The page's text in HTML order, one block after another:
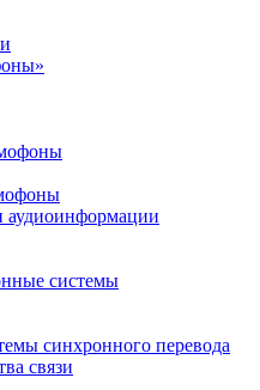
аудиоинформации
системы
синхронного перевода
связи